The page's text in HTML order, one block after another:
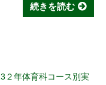
続きを読む
２年体育科コース別実